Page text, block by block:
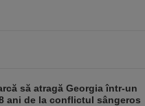
să atragă Georgia într-un
ani de la conflictul sângeros